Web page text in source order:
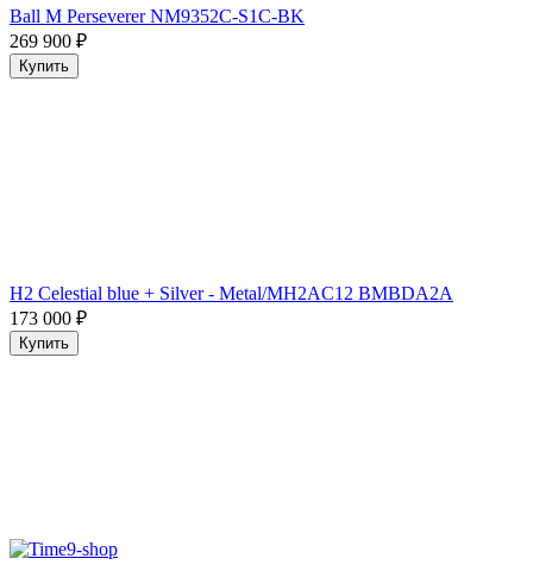
Ball M Perseverer NM9352C-S1C-BK
269 900 ₽
Купить
H2 Celestial blue + Silver - Metal/MH2AC12 BMBDA2A
173 000 ₽
Купить